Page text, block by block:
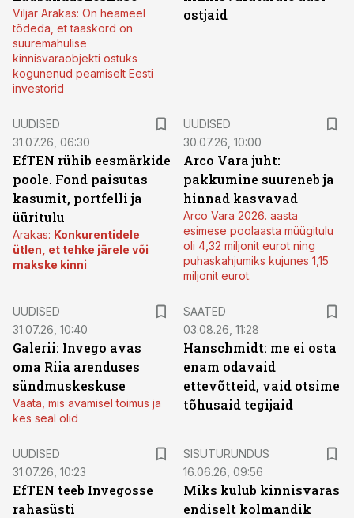
Viljar Arakas: On heameel
tõdeda, et taaskord on
suuremahulise
kinnisvaraobjekti ostuks
kogunenud peamiselt Eesti
investorid
ostjaid
UUDISED
31.07.26, 06:30
EfTEN rühib eesmärkide
poole. Fond paisutas
kasumit, portfelli ja
üüritulu
Arakas: Konkurentidele
ütlen, et tehke järele või
makske kinni
UUDISED
30.07.26, 10:00
Arco Vara juht:
pakkumine suureneb ja
hinnad kasvavad
Arco Vara 2026. aasta
esimese poolaasta müügitulu
oli 4,32 miljonit eurot ning
puhaskahjumiks kujunes 1,15
miljonit eurot.
UUDISED
31.07.26, 10:40
Galerii: Invego avas
oma Riia arenduses
sündmuskeskuse
Vaata, mis avamisel toimus ja
kes seal olid
SAATED
03.08.26, 11:28
Hanschmidt: me ei osta
enam odavaid
ettevõtteid, vaid otsime
tõhusaid tegijaid
UUDISED
31.07.26, 10:23
EfTEN teeb Invegosse
rahasüsti
SISUTURUNDUS
16.06.26, 09:56
Miks kulub kinnisvaras
endiselt kolmandik